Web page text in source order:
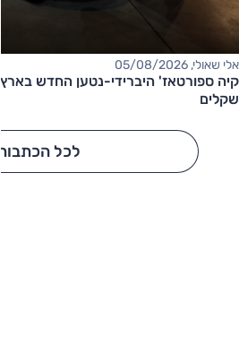
אלי שאולי, 05/08/2026
שקלים
לכל הכתבות